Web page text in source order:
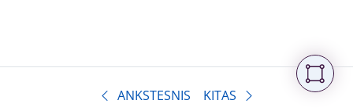
ANKSTESNIS KITAS